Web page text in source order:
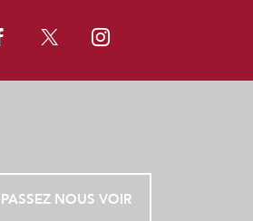
PASSEZ NOUS VOIR